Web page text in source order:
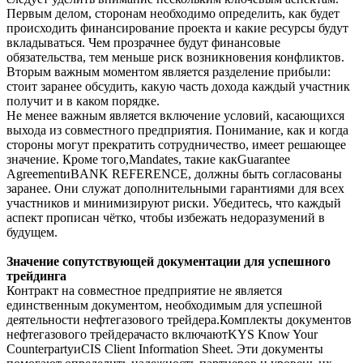
Первым делом, сторонам необходимо определить, как будет
происходить финансирование проекта и какие ресурсы будут
вкладываться. Чем прозрачнее будут финансовые
обязательства, тем меньше риск возникновения конфликтов.
Вторым важным моментом является разделение прибыли:
стоит заранее обсудить, какую часть дохода каждый участник
получит и в каком порядке.
Не менее важным является включение условий, касающихся
выхода из совместного предприятия. Понимание, как и когда
стороны могут прекратить сотрудничество, имеет решающее
значение. Кроме того,Mandates, такие какGuarantee
AgreementиBANK REFERENCE, должны быть согласованы
заранее. Они служат дополнительными гарантиями для всех
участников и минимизируют риски. Убедитесь, что каждый
аспект прописан чётко, чтобы избежать недоразумений в
будущем.
Значение сопутствующей документации для успешного
трейдинга
Контракт на совместное предприятие не является
единственным документом, необходимым для успешной
деятельности нефтегазового трейдера.Комплекты документов
нефтегазового трейдерачасто включаютKYS Know Your
CounterpartyиCIS Client Information Sheet. Эти документы